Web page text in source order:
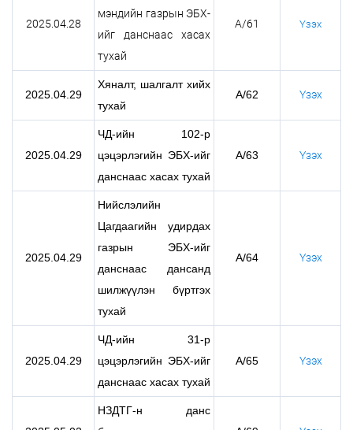
2025.04.28
мэндийн газрын ЭБХ-
ийг данснаас хасах
тухай
А/61 Үзэх
2025.04.29
Хяналт, шалгалт хийх
тухай
А/62 Үзэх
2025.04.29
ЧД-ийн 102-р
цэцэрлэгийн ЭБХ-ийг
данснаас хасах тухай
А/63 Үзэх
2025.04.29
Нийслэлийн
Цагдаагийн удирдах
газрын ЭБХ-ийг
данснаас дансанд
шилжүүлэн бүртгэх
тухай
А/64 Үзэх
2025.04.29
ЧД-ийн 31-р
цэцэрлэгийн ЭБХ-ийг
данснаас хасах тухай
А/65 Үзэх
НЗДТГ-н данс